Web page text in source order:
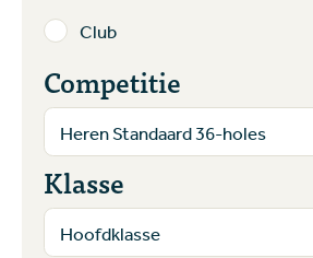
Club
Competitie
Klasse